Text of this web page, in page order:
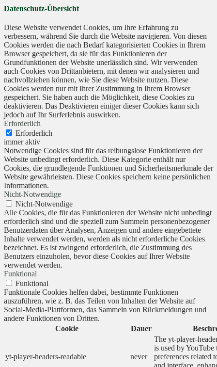
Datenschutz-Übersicht
Diese Website verwendet Cookies, um Ihre Erfahrung zu
verbessern, während Sie durch die Website navigieren. Von diesen
Cookies werden die nach Bedarf kategorisierten Cookies in Ihrem
Browser gespeichert, da sie für das Funktionieren der
Grundfunktionen der Website unerlässlich sind. Wir verwenden
auch Cookies von Drittanbietern, mit denen wir analysieren und
nachvollziehen können, wie Sie diese Website nutzen. Diese
Cookies werden nur mit Ihrer Zustimmung in Ihrem Browser
gespeichert. Sie haben auch die Möglichkeit, diese Cookies zu
deaktivieren. Das Deaktivieren einiger dieser Cookies kann sich
jedoch auf Ihr Surferlebnis auswirken.
Erforderlich
Erforderlich
immer aktiv
Notwendige Cookies sind für das reibungslose Funktionieren der
Website unbedingt erforderlich. Diese Kategorie enthält nur
Cookies, die grundlegende Funktionen und Sicherheitsmerkmale der
Website gewährleisten. Diese Cookies speichern keine persönlichen
Informationen.
Nicht-Notwendige
Nicht-Notwendige
Alle Cookies, die für das Funktionieren der Website nicht unbedingt
erforderlich sind und die speziell zum Sammeln personenbezogener
Benutzerdaten über Analysen, Anzeigen und andere eingebettete
Inhalte verwendet werden, werden als nicht erforderliche Cookies
bezeichnet. Es ist zwingend erforderlich, die Zustimmung des
Benutzers einzuholen, bevor diese Cookies auf Ihrer Website
verwendet werden.
Funktional
Funktional
Funktionale Cookies helfen dabei, bestimmte Funktionen
auszuführen, wie z. B. das Teilen von Inhalten der Website auf
Social-Media-Plattformen, das Sammeln von Rückmeldungen und
andere Funktionen von Dritten.
Cookie
Dauer
yt-player-headers-readable never
The yt-player-
is used by YouTube
preferences related
and interface,